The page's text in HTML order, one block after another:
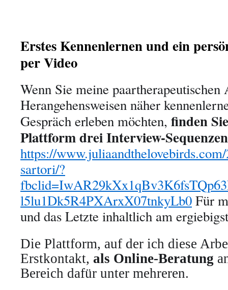
Erstes Kennenlernen und ein
per Video
Wenn Sie meine paartherapeutischen
Herangehensweisen näher
Gespräch erleben möchten, finden
Plattform drei Interview-Sequenzen
https://
sartori/?
l5lu1Dk5R4PXArxX07tnkyLb0Für
und das Letzte inhaltlich am
Die Plattform, auf der ich diese
Erstkontakt, als Online-Beratung
Bereich dafür unter mehreren.